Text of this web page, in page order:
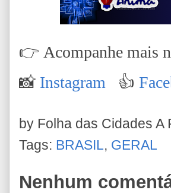
👉 Acompanhe mais
📸 Instagram 👍
by Folha das Cidades A
Tags: BRASIL, GERAL
Nenhum